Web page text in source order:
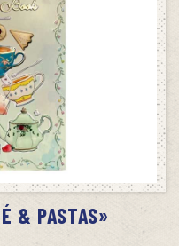
STOCK
& PASTAS»